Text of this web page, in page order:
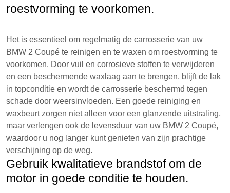
roestvorming te voorkomen.
Het is essentieel om regelmatig de carrosserie van uw
BMW 2 Coupé te reinigen en te waxen om roestvorming te
voorkomen. Door vuil en corrosieve stoffen te verwijderen
en een beschermende waxlaag aan te brengen, blijft de lak
in topconditie en wordt de carrosserie beschermd tegen
schade door weersinvloeden. Een goede reiniging en
waxbeurt zorgen niet alleen voor een glanzende uitstraling,
maar verlengen ook de levensduur van uw BMW 2 Coupé,
waardoor u nog langer kunt genieten van zijn prachtige
verschijning op de weg.
Gebruik kwalitatieve brandstof om de
motor in goede conditie te houden.